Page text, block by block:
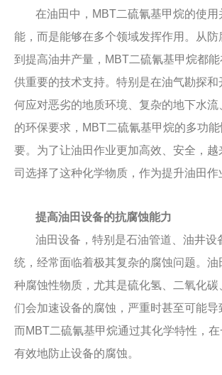
在油田中，MBT二硫氰基甲烷的使用
能，而是能够在多个领域发挥作用。从
到提高油井产量，MBT二硫氰基甲烷都
供重要的技术支持。特别是在油气勘探和
何应对恶劣的地质环境、复杂的地下水
的环保要求，MBT二硫氰基甲烷的多功
要。为了让油田作业更加高效、安全，越
司选择了这种化学物质，作为提升油田作
提高油田设备的抗腐蚀能力
油田设备，特别是石油管道、油井设
统，经常面临着极其复杂的腐蚀问题。油
种腐蚀性物质，尤其是硫化氢、二氧化碳
们会加速设备的腐蚀，严重时甚至可能导
而MBT二硫氰基甲烷通过其化学特性，
有效地防止设备的腐蚀。